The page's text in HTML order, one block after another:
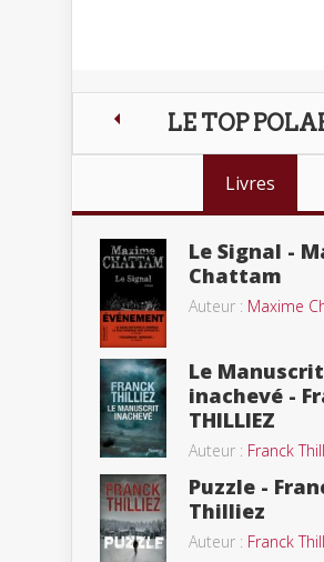
LE TOP
Livres
Le Signal -
Chattam
Auteur : Maxime
Le Manuscrit
inachevé -
THILLIEZ
Auteur : Franck
Puzzle -
Thilliez
Auteur : Franck